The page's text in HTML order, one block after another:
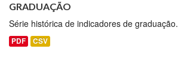
GRADUAÇÃO
Série histórica de indicadores de graduação.
PDF CSV